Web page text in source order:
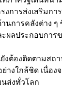
งการส่งเสริมกา
นการคลังต่าง ๆ
ผลประกอบการ
งต้องติดตามสถ
างใกล้ชิด เนื่อง
ส่งทั่วโลก